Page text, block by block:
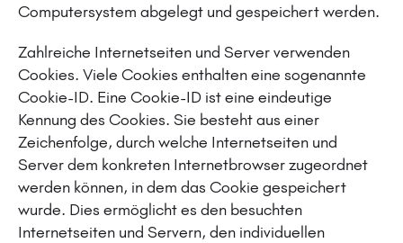
Computersystem abgelegt und gespeichert werden.
Zahlreiche Internetseiten und Server verwenden
Cookies. Viele Cookies enthalten eine sogenannte
Cookie-ID. Eine Cookie-ID ist eine eindeutige
Kennung des Cookies. Sie besteht aus einer
Zeichenfolge, durch welche Internetseiten und
Server dem konkreten Internetbrowser zugeordnet
werden können, in dem das Cookie gespeichert
wurde. Dies ermöglicht es den besuchten
Internetseiten und Servern, den individuellen